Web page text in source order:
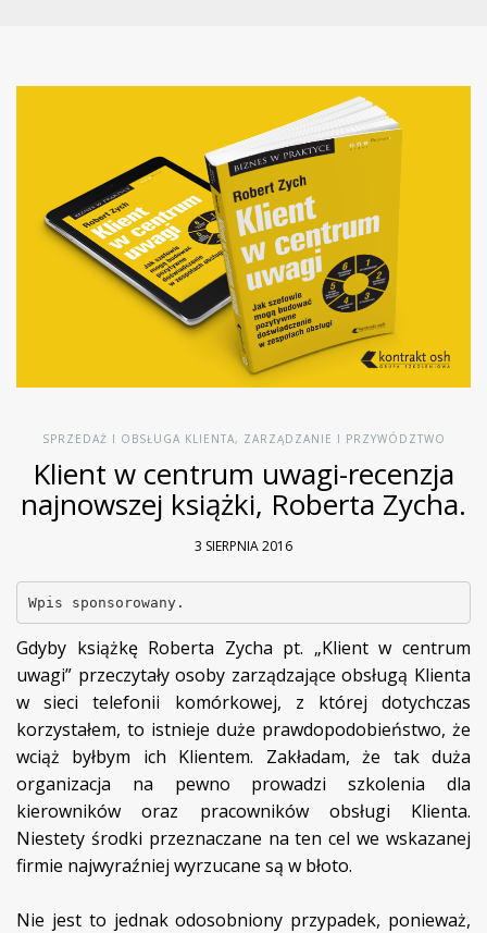
SPRZEDAŻ I OBSŁUGA KLIENTA, ZARZĄDZANIE I PRZYWÓDZTWO
Klient w centrum uwagi-recenzja
najnowszej książki, Roberta Zycha.
3 SIERPNIA 2016
Wpis sponsorowany.
Gdyby książkę Roberta Zycha pt. „Klient w centrum
uwagi” przeczytały osoby zarządzające obsługą Klienta
w sieci telefonii komórkowej, z której dotychczas
korzystałem, to istnieje duże prawdopodobieństwo, że
wciąż byłbym ich Klientem. Zakładam, że tak duża
organizacja na pewno prowadzi szkolenia dla
kierowników oraz pracowników obsługi Klienta.
Niestety środki przeznaczane na ten cel we wskazanej
firmie najwyraźniej wyrzucane są w błoto.
Nie jest to jednak odosobniony przypadek, ponieważ,